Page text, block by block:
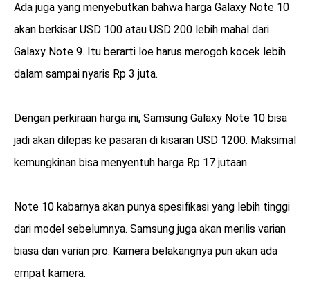
Ada juga yang menyebutkan bahwa harga Galaxy Note 10
akan berkisar USD 100 atau USD 200 lebih mahal dari
Galaxy Note 9. Itu berarti loe harus merogoh kocek lebih
dalam sampai nyaris Rp 3 juta.
Dengan perkiraan harga ini, Samsung Galaxy Note 10 bisa
jadi akan dilepas ke pasaran di kisaran USD 1200. Maksimal
kemungkinan bisa menyentuh harga Rp 17 jutaan.
Note 10 kabarnya akan punya spesifikasi yang lebih tinggi
dari model sebelumnya. Samsung juga akan merilis varian
biasa dan varian pro. Kamera belakangnya pun akan ada
empat kamera.